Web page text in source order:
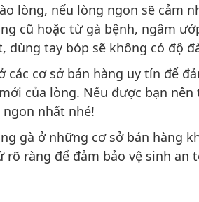
lòng, nếu lòng ngon sẽ cảm
cũ hoặc từ gà bệnh, ngâm
dùng tay bóp sẽ không có độ
các cơ sở bán hàng uy tín để
của lòng. Nếu được bạn nên
nhất nhé!
gà ở những cơ sở bán hàng
rõ ràng để đảm bảo vệ sinh an